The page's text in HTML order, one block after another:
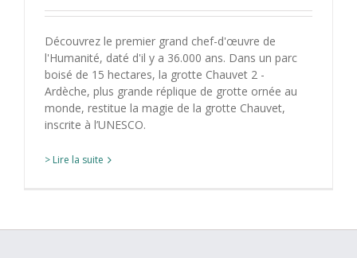
Découvrez le premier grand chef-d'œuvre de
l'Humanité, daté d'il y a 36.000 ans. Dans un parc
boisé de 15 hectares, la grotte Chauvet 2 -
Ardèche, plus grande réplique de grotte ornée au
monde, restitue la magie de la grotte Chauvet,
inscrite à l’UNESCO.
> Lire la suite